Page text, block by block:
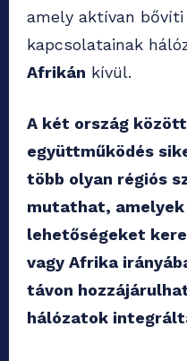
amely aktívan bővíti
kapcsolatainak
Afrikán kívül.
A két ország
együttműködés
több olyan régiós
mutathat,
lehetőségeket
vagy Afrika
távon
hálózatok